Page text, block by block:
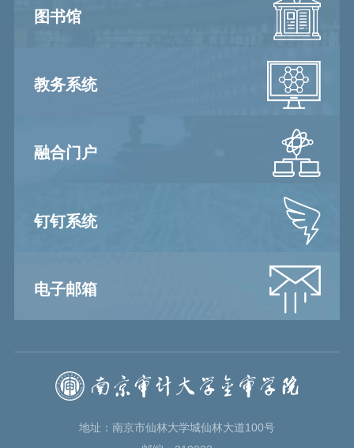
图书馆
教务系统
融合门户
钉钉系统
电子邮箱
地址：南京市仙林大学城仙林大道100号